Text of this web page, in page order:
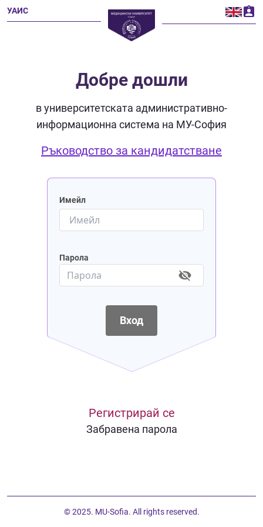
УАИС
Добре дошли
в университетската административно-
информационна система на МУ-София
Ръководство за кандидатстване
Имейл
Парола
Вход
Регистрирай се
Забравена парола
© 2025. MU-Sofia. All rights reserved.